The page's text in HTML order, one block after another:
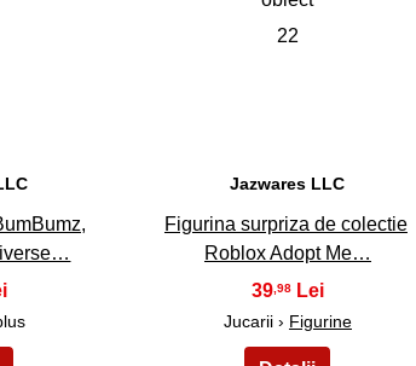
22
Jazwares LLC
Figurina surpriza de colectie
Roblox Adopt Me…
39,98
Jucarii › Figurine